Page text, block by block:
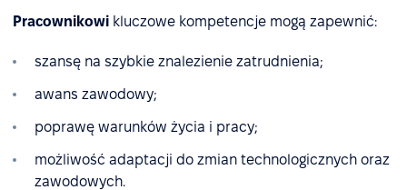
Pracownikowi kluczowe kompetencje mogą zapewnić:
szansę na szybkie znalezienie zatrudnienia;
awans zawodowy;
poprawę warunków życia i pracy;
możliwość adaptacji do zmian technologicznych oraz
zawodowych.